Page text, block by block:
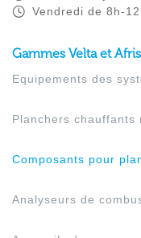
Vendredi de 8h-
Gammes Velta et
Equipements des
Planchers chauffants
Composants pour
Analyseurs de